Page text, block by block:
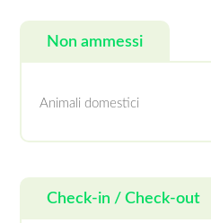
Non ammessi
Animali domestici
Check-in / Check-out